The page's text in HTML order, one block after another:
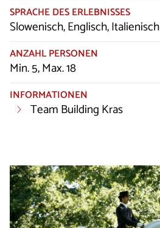
SPRACHE DES ERLEBNISSES
Slowenisch, Englisch, Italienisch
ANZAHL PERSONEN
Min. 5, Max. 18
INFORMATIONEN
Team Building Kras